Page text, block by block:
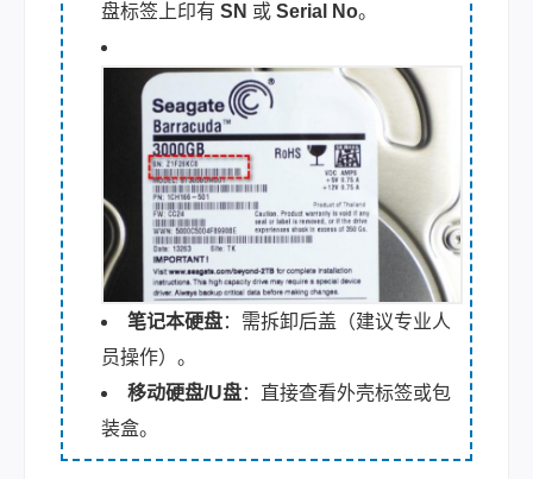
盘标签上印有 SN 或 Serial No。
笔记本硬盘：需拆卸后盖（建议专业人
员操作）。
移动硬盘/U盘：直接查看外壳标签或包
装盒。